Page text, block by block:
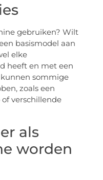
gebruiken? Wilt
basismodel aan
elke
heeft en met een
kunnen sommige
zoals een
verschillende
als
worden